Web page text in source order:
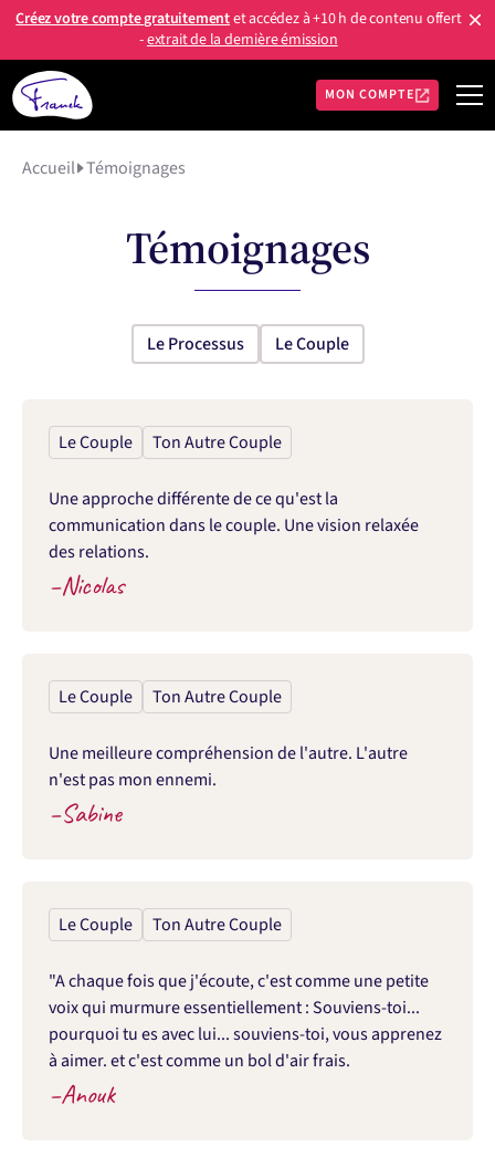
Créez votre compte gratuitementet accédez à +10 h de contenu offert
-extrait de la dernière émission
MON COMPTE
Accueil Témoignages
Témoignages
Le Processus Le Couple
Le Couple Ton Autre Couple
Une approche différente de ce qu'est la
communication dans le couple. Une vision relaxée
des relations.
–Nicolas
Le Couple Ton Autre Couple
Une meilleure compréhension de l'autre. L'autre
n'est pas mon ennemi.
–Sabine
Le Couple Ton Autre Couple
"A chaque fois que j'écoute, c'est comme une petite
voix qui murmure essentiellement : Souviens-toi...
pourquoi tu es avec lui... souviens-toi, vous apprenez
à aimer. et c'est comme un bol d'air frais.
–Anouk